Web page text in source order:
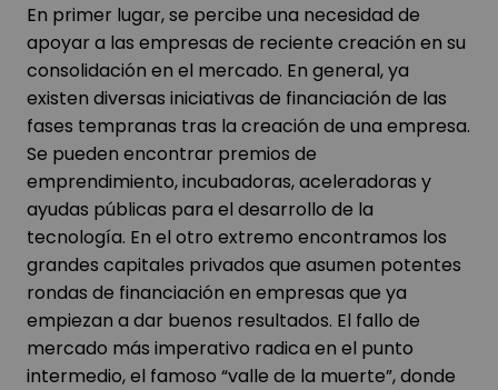
En primer lugar, se percibe una necesidad de
apoyar a las empresas de reciente creación en su
consolidación en el mercado. En general, ya
existen diversas iniciativas de financiación de las
fases tempranas tras la creación de una empresa.
Se pueden encontrar premios de
emprendimiento, incubadoras, aceleradoras y
ayudas públicas para el desarrollo de la
tecnología. En el otro extremo encontramos los
grandes capitales privados que asumen potentes
rondas de financiación en empresas que ya
empiezan a dar buenos resultados. El fallo de
mercado más imperativo radica en el punto
intermedio, el famoso “valle de la muerte”, donde